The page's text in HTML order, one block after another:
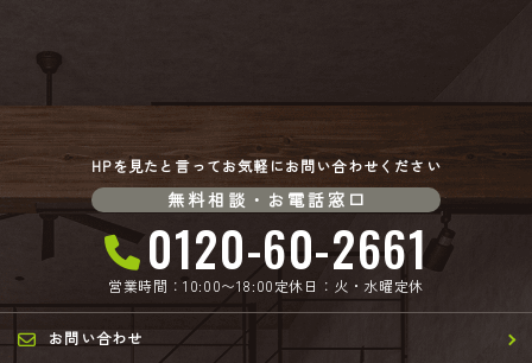
HPを見たと言ってお気軽にお問い合わせください
無料相談・お電話窓口
0120-60-2661
営業時間：10:00〜18:00定休日：火・水曜定休
お問い合わせ